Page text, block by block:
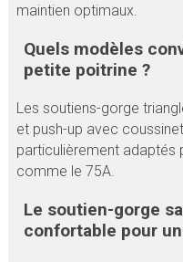
maintien optimaux.
Quels modèles
petite poitrine ?
Les soutiens-gorge
et push-up avec
particulièrement adaptés
comme le 75A.
Le soutien-gorge
confortable pour